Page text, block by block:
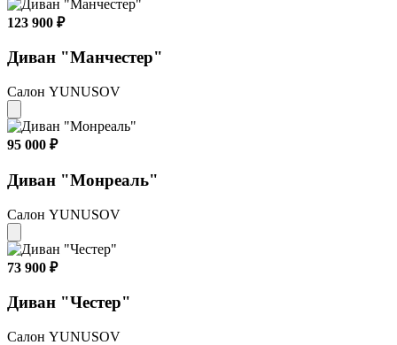
123 900 ₽
Диван "Манчестер"
Салон YUNUSOV
95 000 ₽
Диван "Монреаль"
Салон YUNUSOV
73 900 ₽
Диван "Честер"
Салон YUNUSOV